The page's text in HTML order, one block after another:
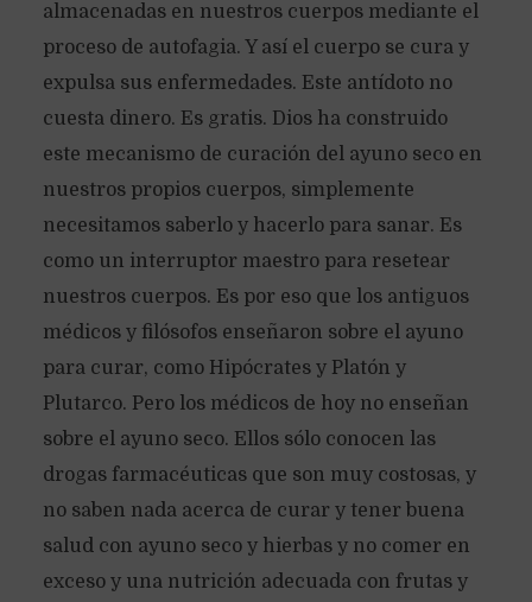
almacenadas en nuestros cuerpos mediante el
proceso de autofagia. Y así el cuerpo se cura y
expulsa sus enfermedades. Este antídoto no
cuesta dinero. Es gratis. Dios ha construido
este mecanismo de curación del ayuno seco en
nuestros propios cuerpos, simplemente
necesitamos saberlo y hacerlo para sanar. Es
como un interruptor maestro para resetear
nuestros cuerpos. Es por eso que los antiguos
médicos y filósofos enseñaron sobre el ayuno
para curar, como Hipócrates y Platón y
Plutarco. Pero los médicos de hoy no enseñan
sobre el ayuno seco. Ellos sólo conocen las
drogas farmacéuticas que son muy costosas, y
no saben nada acerca de curar y tener buena
salud con ayuno seco y hierbas y no comer en
exceso y una nutrición adecuada con frutas y